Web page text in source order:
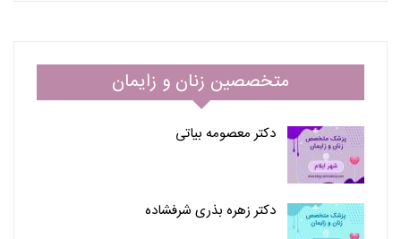
متخصصین زنان و زایمان
دکتر معصومه بیاتی
دکتر زهره بذری شرفشاده